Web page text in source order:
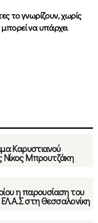
το γνωρίζουν, χωρίς
να υπάρχει
Καρυστιανού
Νίκος Μπρουτζάκη
η παρουσίαση του
στη Θεσσαλονίκη